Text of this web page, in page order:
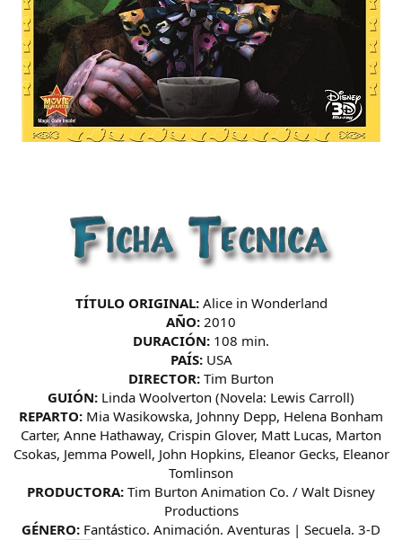
TÍTULO ORIGINAL:Alice in Wonderland
AÑO: 2010
DURACIÓN: 108 min.
PAÍS:USA
DIRECTOR: Tim Burton
GUIÓN: Linda Woolverton (Novela: Lewis Carroll)
REPARTO: Mia Wasikowska, Johnny Depp, Helena Bonham
Carter, Anne Hathaway, Crispin Glover, Matt Lucas, Marton
Csokas, Jemma Powell, John Hopkins, Eleanor Gecks, Eleanor
Tomlinson
PRODUCTORA: Tim Burton Animation Co. / Walt Disney
Productions
GÉNERO: Fantástico. Animación. Aventuras | Secuela. 3-D